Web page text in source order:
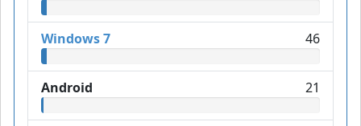
Windows 7 46
Android 21